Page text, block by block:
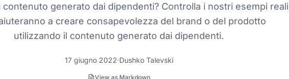
contenuto generato dai dipendenti? Controlla i nostri esempi reali
a creare consapevolezza del brand o del prodotto
utilizzando il contenuto generato dai dipendenti.
17 giugno 2022 Dushko Talevski
View as Markdown